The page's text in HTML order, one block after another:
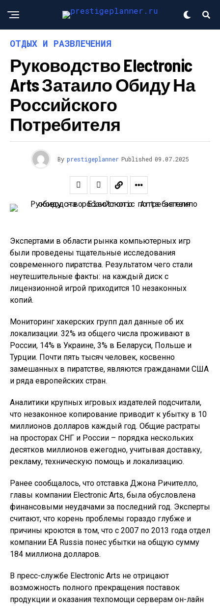
ОТДЫХ И РАЗВЛЕЧЕНИЯ
Руководство Electronic
Arts Затаило Обиду На
Российского
Потребителя
By prestigeplanner Published 09.07.2025
Экспертами в области рынка компьютерных игр
были проведены тщательные исследования
современного пиратства. Результатом чего стали
неутешительные факты: на каждый диск с
лицензионной игрой приходится 10 незаконных
копий.
Мониторинг хакерских групп дал данные об их
локализации. 32% из общего числа проживают в
России, 14% в Украине, 3% в Беларуси, Польше и
Турции. Почти пять тысяч человек, косвенно
замешанных в пиратстве, являются гражданами США
и ряда европейских стран.
Аналитики крупных игровых издателей подсчитали,
что незаконное копирование приводит к убытку в 10
миллионов долларов каждый год. Общие растраты
на просторах СНГ и России – порядка нескольких
десятков миллионов ежегодно, учитывая доставку,
рекламу, техническую помощь и локализацию.
Ранее сообщалось, что отставка Джона Ричителло,
главы компании Electronic Arts, была обусловлена
финансовыми неудачами за последний год. Эксперты
считают, что корень проблемы гораздо глубже и
причины кроются в том, что с 2007 по 2013 года отдел
компании EA Russia понес убытки на общую сумму
184 миллиона долларов.
В пресс-службе Electronic Arts не отрицают
возможность полного прекращения поставок
продукции и оказания техпомощи серверам он-лайн